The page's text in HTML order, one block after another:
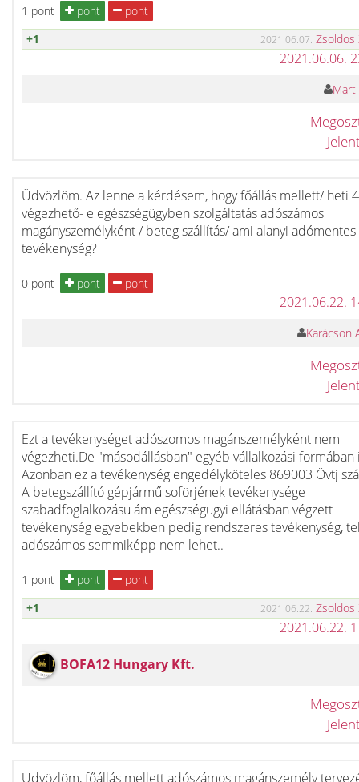
1 pont pont
pont
+1
2021.06.07. Zsoldos
2021.06.06.
Mart
Üdvözlöm. Az lenne a kérdésem, hogy főállás mellett/ heti
végezhető- e egészségügyben szolgáltatás adószámos
magányszemélyként / beteg szállítás/ ami alanyi adómentes
tevékenység?
0 pont pont pont
2021.06.22.
Karácson
Ezt a tevékenységet adószomos magánszemélyként nem
végezheti.De "másodállásban" egyéb vállalkozási formában
Azonban ez a tevékenység engedélyköteles 869003 Övtj
A betegszállító gépjármű soförjének tevékenysége
szabadfoglalkozásu ám egészségügyi ellátásban végzett
tevékenység egyebekben pedig rendszeres tevékenység,
adószámos semmiképp nem lehet..
1 pont pont
pont
+1
2021.06.22. Zsoldos
2021.06.22.
BOFA12 Hungary Kft.
Üdvözlöm, főállás mellett adószámos magánszemély